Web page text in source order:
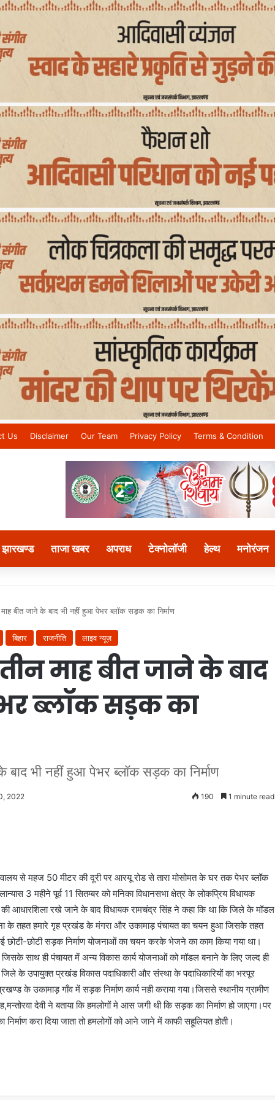
Us Disclaimer Our Team Privacy Policy Terms & Condition
No.1 News Channel
झारखण्ड ताजा खबर अपराध टेक्नोलॉजी हेल्थ मनोरंजन
बीत जाने के बाद भी नहीं हुआ पेभर ब्लॉक सड़क का निर्माण
बिहार राजनीति लाइव न्यूज़
माह बीत जाने के बाद
ब्लॉक सड़क का
बाद भी नहीं हुआ पेभर ब्लॉक सड़क का निर्माण
2022 190 1 minute read
से महज 50 मीटर की दूरी पर आरयू रोड से तारा मोसोमत के घर तक पेभर ब्लॉक
3 महीने पूर्व 11 सितम्बर को मनिका विधानसभा क्षेत्र के लोकप्रिय विधायक
की आधारशिला रखे जाने के बाद विधायक रामचंद्र सिंह ने कहा कि था कि जिले के मॉडल
के तहत हमारे गृह प्रखंड के मंगरा और उकामाड़ पंचायत का चयन हुआ जिसके तहत
छोटी सड़क निर्माण योजनाओं का चयन करके भेजने का काम किया गया था।
साथ ही पंचायत में अन्य विकास कार्य योजनाओं को मॉडल बनाने के लिए जल्द ही
के उपायुक्त प्रखंड विकास पदाधिकारी और संस्था के पदाधिकारियों का भरपूर
के उकामाड़ गाँव में सड़क निर्माण कार्य नही कराया गया।जिससे स्थानीय ग्रामीण
देवी ने बताया कि हमलोगों मे आस जगी थी कि सड़क का निर्माण हो जाएगा।पर
करा दिया जाता तो हमलोगों को आने जाने में काफी सहूलियत होती।